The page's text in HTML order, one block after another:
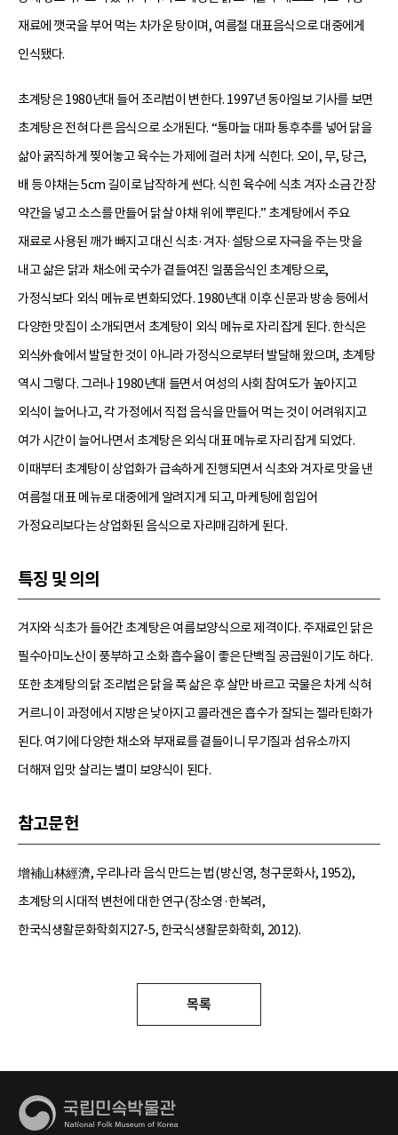
재료에 깻국을 부어 먹는 차가운 탕이며, 여름철 대표음식으로 대중에게
인식됐다.
초계탕은 1980년대 들어 조리법이 변한다. 1997년 동아일보 기사를 보면
초계탕은 전혀 다른 음식으로 소개된다. “통마늘 대파 통후추를 넣어 닭을
삶아 굵직하게 찢어놓고 육수는 가제에 걸러 차게 식힌다. 오이, 무, 당근,
배 등 야채는 5cm 길이로 납작하게 썬다. 식힌 육수에 식초 겨자 소금 간장
약간을 넣고 소스를 만들어 닭살 야채 위에 뿌린다.” 초계탕에서 주요
재료로 사용된 깨가 빠지고 대신 식초·겨자·설탕으로 자극을 주는 맛을
내고 삶은 닭과 채소에 국수가 곁들여진 일품음식인 초계탕으로,
가정식보다 외식 메뉴로 변화되었다. 1980년대 이후 신문과 방송 등에서
다양한 맛집이 소개되면서 초계탕이 외식 메뉴로 자리 잡게 된다. 한식은
외식外食에서 발달한 것이 아니라 가정식으로부터 발달해 왔으며, 초계탕
역시 그렇다. 그러나 1980년대 들면서 여성의 사회 참여도가 높아지고
외식이 늘어나고, 각 가정에서 직접 음식을 만들어 먹는 것이 어려워지고
여가 시간이 늘어나면서 초계탕은 외식 대표 메뉴로 자리 잡게 되었다.
이때부터 초계탕이 상업화가 급속하게 진행되면서 식초와 겨자로 맛을 낸
여름철 대표 메뉴로 대중에게 알려지게 되고, 마케팅에 힘입어
가정요리보다는 상업화된 음식으로 자리매김하게 된다.
특징 및 의의
겨자와 식초가 들어간 초계탕은 여름보양식으로 제격이다. 주재료인 닭은
필수아미노산이 풍부하고 소화 흡수율이 좋은 단백질 공급원이기도 하다.
또한 초계탕의 닭 조리법은 닭을 푹 삶은 후 살만 바르고 국물은 차게 식혀
거르니 이 과정에서 지방은 낮아지고 콜라겐은 흡수가 잘되는 젤라틴화가
된다. 여기에 다양한 채소와 부재료를 곁들이니 무기질과 섬유소까지
더해져 입맛 살리는 별미 보양식이 된다.
참고문헌
增補山林經濟, 우리나라 음식 만드는 법(방신영, 청구문화사, 1952),
초계탕의 시대적 변천에 대한 연구(장소영·한복려,
한국식생활문화학회지27-5, 한국식생활문화학회, 2012).
목록